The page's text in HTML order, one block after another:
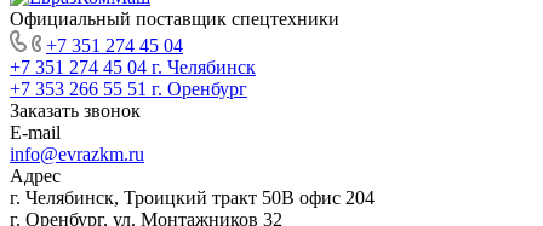
Официальный поставщик спецтехники
+7 351 274 45 04
+7 351 274 45 04 г. Челябинск
+7 353 266 55 51 г. Оренбург
Заказать звонок
E-mail
info@evrazkm.ru
Адрес
г. Челябинск, Троицкий тракт 50В офис 204
г. Оренбург, ул. Монтажников 32